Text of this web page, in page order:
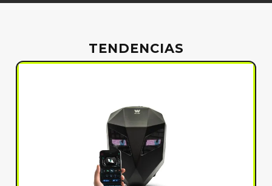
TENDENCIAS